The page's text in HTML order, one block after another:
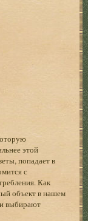
этой
попадает в
с
Как
объект в нашем
выбирают